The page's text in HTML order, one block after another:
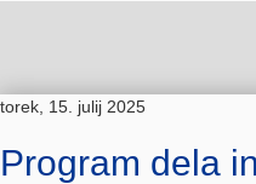
torek, 15. julij 2025
Program dela